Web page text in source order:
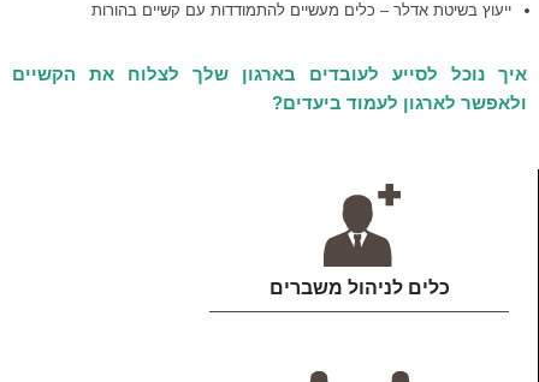
ייעוץ בשיטת אדלר – כלים מעשיים להתמודדות עם קשיים בהורות
איך נוכל לסייע לעובדים בארגון שלך לצלוח את הקשיים
ולאפשר לארגון לעמוד ביעדים?
כלים לניהול משברים